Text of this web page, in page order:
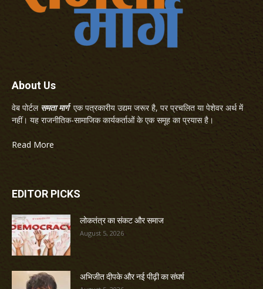
About Us
वेब पोर्टल समता मार्गएक पत्रकारीय उद्यम जरूर है, पर प्रचलित या पेशेवर अर्थ में
नहीं। यह राजनीतिक-सामाजिक कार्यकर्ताओं के एक समूह का प्रयास है।
Read More
EDITOR PICKS
लोकतंत्र का संकट और समाज
August 5, 2026
अभिजीत दीपके और नई पीढ़ी का संघर्ष